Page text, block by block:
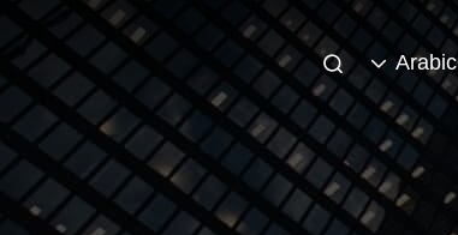
Arabic